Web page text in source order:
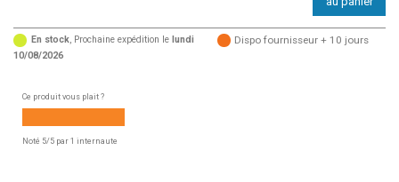
En stock, Prochaine expédition le lundi
10/08/2026
Dispo fournisseur + 10 jours
Ce produit vous plait ?
Noté 5/5 par 1 internaute